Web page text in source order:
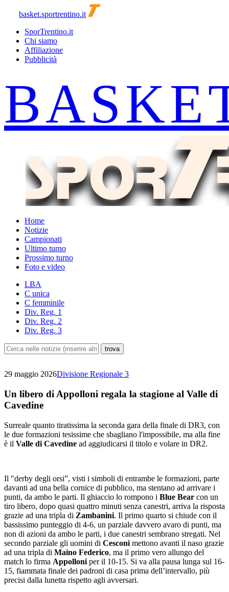
basket.sportrentino.it
SporTrentino.it
Chi siamo
Affiliazione
Pubblicità
Home
Notizie
Campionati
Ultimo turno
Prossimo turno
Foto e video
LBA
C unica
C femminile
Div. Reg. 1
Div. Reg. 2
Div. Reg. 3
29 maggio 2026Divisione Regionale 3
Un libero di Appolloni regala la stagione al Valle di
Cavedine
Surreale quanto tiratissima la seconda gara della finale di DR3, con
le due formazioni tesissime che sbagliano l'impossibile, ma alla fine
è il Valle di Cavedine ad aggiudicarsi il titolo e volare in DR2.
Il "derby degli orsi”, visti i simboli di entrambe le formazioni, parte
davanti ad una bella cornice di pubblico, ma stentano ad arrivare i
punti, da ambo le parti. Il ghiaccio lo rompono i Blue Bear con un
tiro libero, dopo quasi quattro minuti senza canestri, arriva la risposta
grazie ad una tripla di Zambanini. Il primo quarto si chiude con il
bassissimo punteggio di 4-6, un parziale davvero avaro di punti, ma
non di azioni da ambo le parti, i due canestri sembrano stregati. Nel
secondo parziale gli uomini di Cesconi mettono avanti il naso grazie
ad una tripla di Maino Federico, ma il primo vero allungo del
match lo firma Appolloni per il 10-15. Si va alla pausa lunga sul 16-
15, fiammata finale dei padroni di casa prima dell’intervallo, più
precisi dalla lunetta rispetto agli avversari.